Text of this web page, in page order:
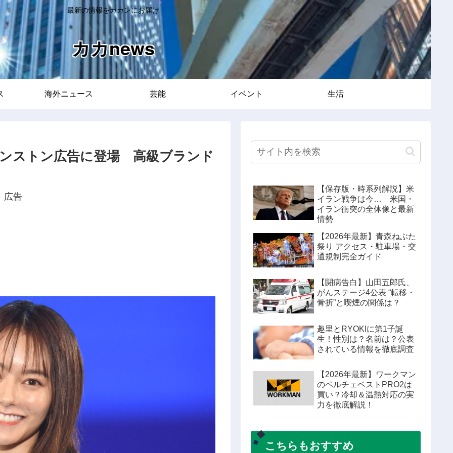
最新の情報をカカンにお届け
カカnews
海外ニュース 芸能 イベント 生活
ストン広告に登場 高級ブランド
広告
【保存版・時系列解説】米
イラン戦争は今… 米国・
イラン衝突の全体像と最新
情勢
【2026年最新】青森ねぶた
祭り アクセス・駐車場・交
通規制完全ガイド
【闘病告白】山田五郎氏、
がんステージ4公表 “転移・
骨折”と喫煙の関係は？
趣里とRYOKIに第1子誕
生！性別は？名前は？公表
されている情報を徹底調査
【2026年最新】ワークマン
のペルチェベストPRO2は
買い？冷却＆温熱対応の実
力を徹底解説！
こちらもおすすめ